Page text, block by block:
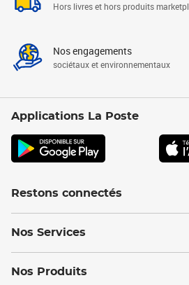
Hors livres et hors produits
Nos engagements
sociétaux et environnementaux
Applications La Poste
Restons connectés
Nos Services
Nos Produits